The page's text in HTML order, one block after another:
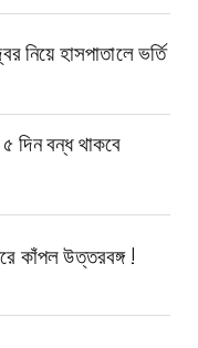
নিয়ে হাসপাতালে ভর্তি
৫ দিন বন্ধ থাকবে
কাঁপল উত্তরবঙ্গ !